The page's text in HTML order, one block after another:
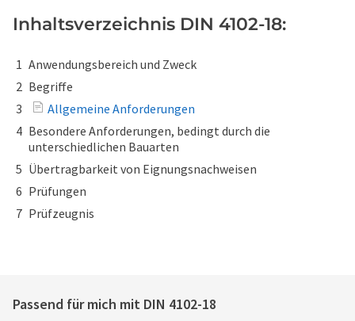
Inhaltsverzeichnis DIN 4102-18:
1 Anwendungsbereich und Zweck
2 Begriffe
3
Allgemeine Anforderungen
4 Besondere Anforderungen, bedingt durch die
unterschiedlichen Bauarten
5 Übertragbarkeit von Eignungsnachweisen
6 Prüfungen
7 Prüfzeugnis
Passend für mich mit DIN 4102-18